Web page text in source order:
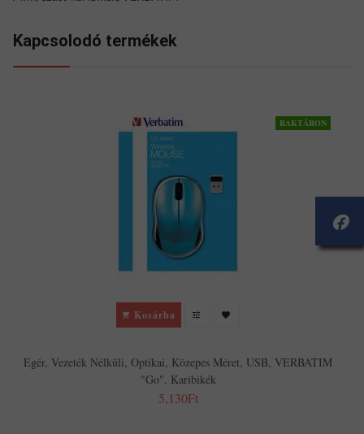
Kapcsolodó termékek
RAKTÁRON
Kosárba
Egér, Vezeték Nélküli, Optikai, Közepes Méret, USB, VERBATIM
"Go", Karibikék
5,130Ft